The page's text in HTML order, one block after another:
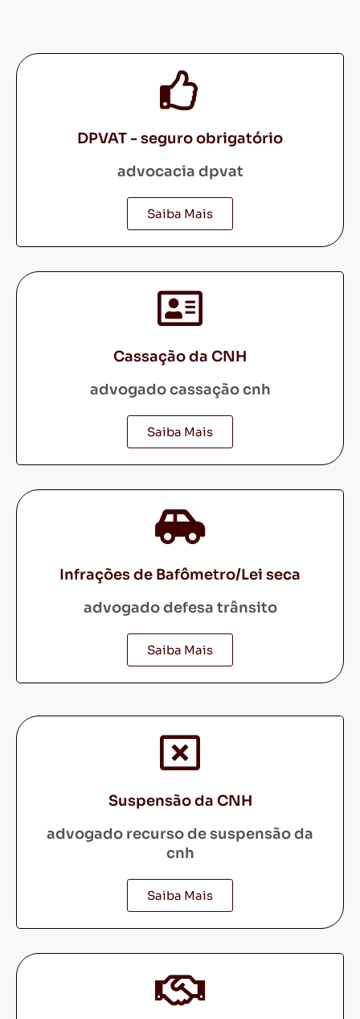
DPVAT - seguro obrigatório
advocacia dpvat
Saiba Mais
Cassação da CNH
advogado cassação cnh
Saiba Mais
Infrações de Bafômetro/Lei seca
advogado defesa trânsito
Saiba Mais
Suspensão da CNH
advogado recurso de suspensão da
cnh
Saiba Mais